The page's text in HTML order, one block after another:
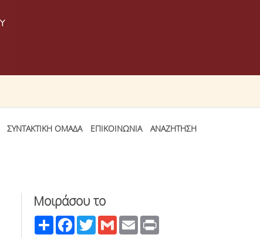
ΣΥΝΤΑΚΤΙΚΗ ΟΜΑΔΑ ΕΠΙΚΟΙΝΩΝΙΑ ΑΝΑΖΗΤΗΣΗ
Μοιράσου το
ShareFacebook
TwitterGmailEmailPrint